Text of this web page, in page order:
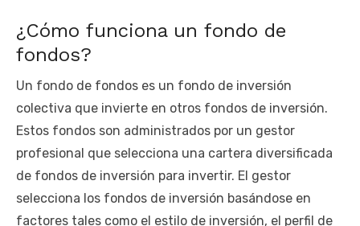
¿Cómo funciona un fondo de
fondos?
Un fondo de fondos es un fondo de inversión
colectiva que invierte en otros fondos de inversión.
Estos fondos son administrados por un gestor
profesional que selecciona una cartera diversificada
de fondos de inversión para invertir. El gestor
selecciona los fondos de inversión basándose en
factores tales como el estilo de inversión, el perfil de